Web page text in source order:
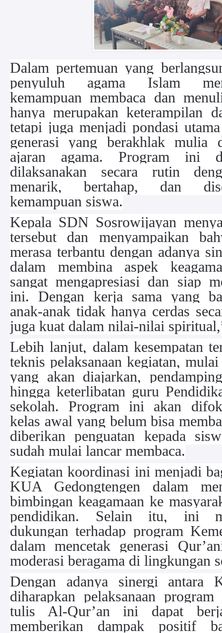
Dalam pertemuan yang
penyuluh agama Islam
kemampuan membaca dan
hanya merupakan keterampilan
tetapi juga menjadi pondasi
generasi yang berakhlak mulia
ajaran agama. Program ini
dilaksanakan secara rutin
menarik, bertahap, dan
kemampuan siswa.
Kepala SDN Sosrowijayan
tersebut dan menyampaikan
merasa terbantu dengan adanya
dalam membina aspek
sangat mengapresiasi dan siap
ini. Dengan kerja sama yang
anak-anak tidak hanya cerdas
juga kuat dalam nilai-nilai
Lebih lanjut, dalam kesempatan
teknis pelaksanaan kegiatan,
yang akan diajarkan,
hingga keterlibatan guru
sekolah. Program ini akan
kelas awal yang belum bisa
diberikan penguatan kepada
sudah mulai lancar membaca.
Kegiatan koordinasi ini menjadi
KUA Gedongtengen dalam
bimbingan keagamaan ke
pendidikan. Selain itu, ini
dukungan terhadap program
dalam mencetak generasi
moderasi beragama di lingkungan
Dengan adanya sinergi antara
diharapkan pelaksanaan program
tulis Al-Qur’an ini dapat
memberikan dampak positif